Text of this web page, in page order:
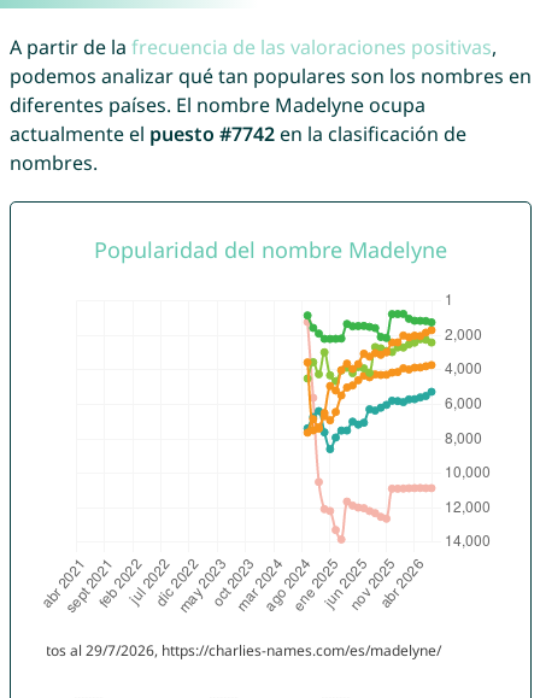
A partir de la frecuencia de las valoraciones positivas,
podemos analizar qué tan populares son los nombres en
diferentes países. El nombre Madelyne ocupa
actualmente el puesto #7742en la clasificación de
nombres.